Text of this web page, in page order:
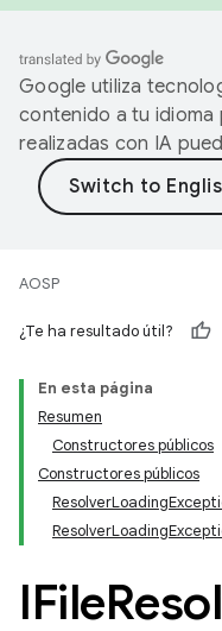
Google utiliza
contenido a tu
realizadas con IA
AOSP
¿Te ha resultado útil?
En esta página
Resumen
Constructores públicos
Constructores públicos
IFile